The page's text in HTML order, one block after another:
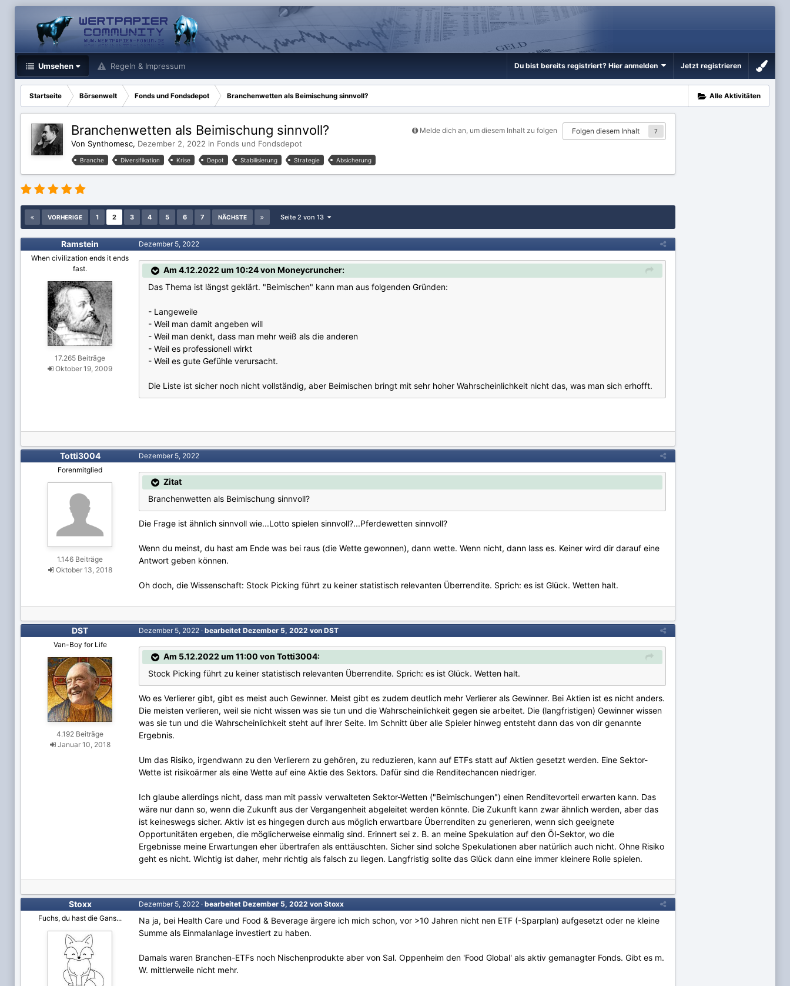
Umsehen Regeln & Impressum Du bist bereits registriert? Hier anmelden Jetzt registrieren
Alle Aktivitäten
Startseite Börsenwelt Fonds und Fondsdepot Branchenwetten als Beimischung sinnvoll?
Melde dich an, um diesem Inhalt zu folgen Folgen diesem Inhalt 7
Branchenwetten als Beimischung sinnvoll?
Von Synthomesc, Dezember 2, 2022 in Fonds und Fondsdepot
Branche Diversifikation Krise Depot Stabilisierung Strategie Absicherung
VORHERIGE 1 2 3 4 5 6 7 NÄCHSTE Seite 2 von 13
Ramstein
When civilization ends it ends
fast.
17.265 Beiträge
Oktober 19, 2009
Dezember 5, 2022
Am 4.12.2022 um 10:24 von Moneycruncher:
Das Thema ist längst geklärt. "Beimischen" kann man aus folgenden Gründen:
- Langeweile
- Weil man damit angeben will
- Weil man denkt, dass man mehr weiß als die anderen
- Weil es professionell wirkt
- Weil es gute Gefühle verursacht.
Die Liste ist sicher noch nicht vollständig, aber Beimischen bringt mit sehr hoher Wahrscheinlichkeit nicht das, was man sich erhofft.
Totti3004
Forenmitglied
1.146 Beiträge
Oktober 13, 2018
Dezember 5, 2022
Zitat
Branchenwetten als Beimischung sinnvoll?
Die Frage ist ähnlich sinnvoll wie...Lotto spielen sinnvoll?...Pferdewetten sinnvoll?
Wenn du meinst, du hast am Ende was bei raus (die Wette gewonnen), dann wette. Wenn nicht, dann lass es. Keiner wird dir darauf eine
Antwort geben können.
Oh doch, die Wissenschaft: Stock Picking führt zu keiner statistisch relevanten Überrendite. Sprich: es ist Glück. Wetten halt.
DST
Van-Boy for Life
4.192 Beiträge
Januar 10, 2018
Dezember 5, 2022 · bearbeitet Dezember 5, 2022 von DST
Am 5.12.2022 um 11:00 von Totti3004:
Stock Picking führt zu keiner statistisch relevanten Überrendite. Sprich: es ist Glück. Wetten halt.
Wo es Verlierer gibt, gibt es meist auch Gewinner. Meist gibt es zudem deutlich mehr Verlierer als Gewinner. Bei Aktien ist es nicht anders.
Die meisten verlieren, weil sie nicht wissen was sie tun und die Wahrscheinlichkeit gegen sie arbeitet. Die (langfristigen) Gewinner wissen
was sie tun und die Wahrscheinlichkeit steht auf ihrer Seite. Im Schnitt über alle Spieler hinweg entsteht dann das von dir genannte
Ergebnis.
Um das Risiko, irgendwann zu den Verlierern zu gehören, zu reduzieren, kann auf ETFs statt auf Aktien gesetzt werden. Eine Sektor-
Wette ist risikoärmer als eine Wette auf eine Aktie des Sektors. Dafür sind die Renditechancen niedriger.
Ich glaube allerdings nicht, dass man mit passiv verwalteten Sektor-Wetten ("Beimischungen") einen Renditevorteil erwarten kann. Das
wäre nur dann so, wenn die Zukunft aus der Vergangenheit abgeleitet werden könnte. Die Zukunft kann zwar ähnlich werden, aber das
ist keineswegs sicher. Aktiv ist es hingegen durch aus möglich erwartbare Überrenditen zu generieren, wenn sich geeignete
Opportunitäten ergeben, die möglicherweise einmalig sind. Erinnert sei z. B. an meine Spekulation auf den Öl-Sektor, wo die
Ergebnisse meine Erwartungen eher übertrafen als enttäuschten. Sicher sind solche Spekulationen aber natürlich auch nicht. Ohne Risiko
geht es nicht. Wichtig ist daher, mehr richtig als falsch zu liegen. Langfristig sollte das Glück dann eine immer kleinere Rolle spielen.
Stoxx
Fuchs, du hast die Gans...
Dezember 5, 2022 · bearbeitet Dezember 5, 2022 von Stoxx
Na ja, bei Health Care und Food & Beverage ärgere ich mich schon, vor >10 Jahren nicht nen ETF (-Sparplan) aufgesetzt oder ne kleine
Summe als Einmalanlage investiert zu haben.
Damals waren Branchen-ETFs noch Nischenprodukte aber von Sal. Oppenheim den 'Food Global' als aktiv gemanagter Fonds. Gibt es m.
W. mittlerweile nicht mehr.